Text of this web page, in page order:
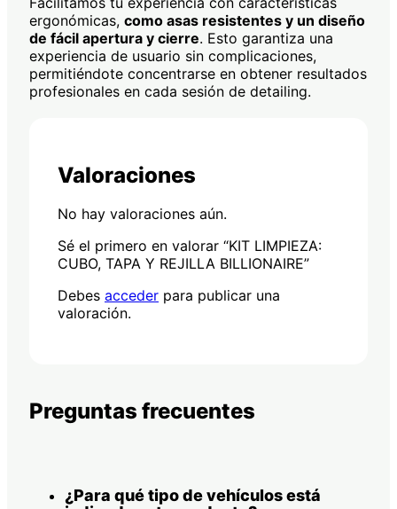
ergonómicas, como asas resistentes y un diseño
de fácil apertura y cierre. Esto garantiza una
experiencia de usuario sin complicaciones,
permitiéndote concentrarse en obtener resultados
profesionales en cada sesión de detailing.
Valoraciones
No hay valoraciones aún.
Sé el primero en valorar “KIT LIMPIEZA:
CUBO, TAPA Y REJILLA BILLIONAIRE”
Debes acceder para publicar una
valoración.
Preguntas frecuentes
¿Para qué tipo de vehículos está